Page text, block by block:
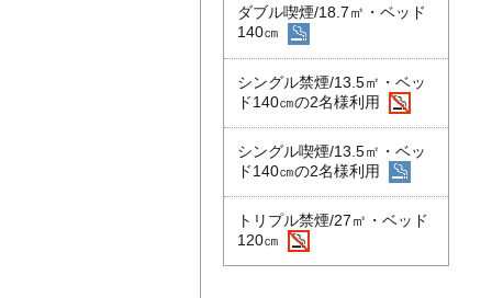
ダブル喫煙/18.7㎡・ベッド
140㎝
シングル禁煙/13.5㎡・ベッ
ド140㎝の2名様利用
シングル喫煙/13.5㎡・ベッ
ド140㎝の2名様利用
トリプル禁煙/27㎡・ベッド
120㎝